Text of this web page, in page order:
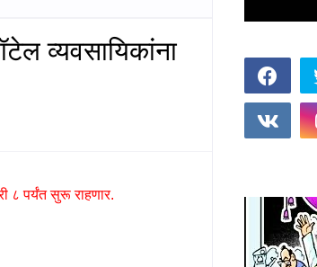
व्यवसायिकांना
८ पर्यंत सुरू राहणार.